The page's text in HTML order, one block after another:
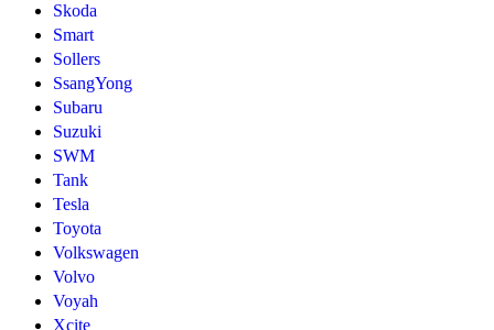
Skoda
Smart
Sollers
SsangYong
Subaru
Suzuki
SWM
Tank
Tesla
Toyota
Volkswagen
Volvo
Voyah
Xcite